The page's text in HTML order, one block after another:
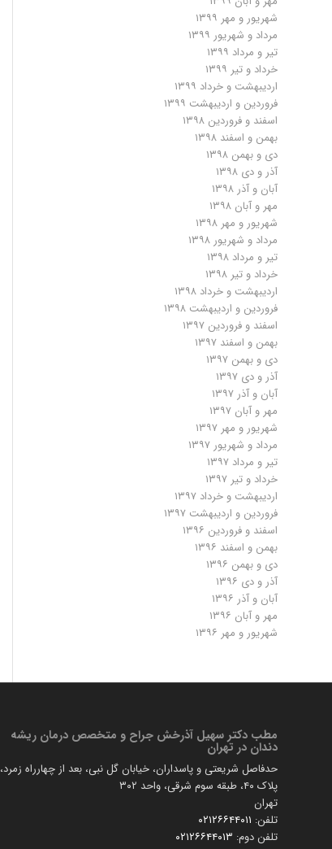
شهریور و مهر ۱۳۹۹
مرداد و شهریور ۱۳۹۹
تیر و مرداد ۱۳۹۹
خرداد و تیر ۱۳۹۹
اردیبهشت و خرداد ۱۳۹۹
فروردین و اردیبهشت ۱۳۹۹
اسفند و فروردین ۱۳۹۸
بهمن و اسفند ۱۳۹۸
دی و بهمن ۱۳۹۸
آذر و دی ۱۳۹۸
آبان و آذر ۱۳۹۸
مهر و آبان ۱۳۹۸
شهریور و مهر ۱۳۹۸
مرداد و شهریور ۱۳۹۸
تیر و مرداد ۱۳۹۸
خرداد و تیر ۱۳۹۸
اردیبهشت و خرداد ۱۳۹۸
فروردین و اردیبهشت ۱۳۹۸
اسفند و فروردین ۱۳۹۷
بهمن و اسفند ۱۳۹۷
دی و بهمن ۱۳۹۷
آذر و دی ۱۳۹۷
آبان و آذر ۱۳۹۷
مهر و آبان ۱۳۹۷
شهریور و مهر ۱۳۹۷
مرداد و شهریور ۱۳۹۷
تیر و مرداد ۱۳۹۷
خرداد و تیر ۱۳۹۷
اردیبهشت و خرداد ۱۳۹۷
فروردین و اردیبهشت ۱۳۹۷
اسفند و فروردین ۱۳۹۶
بهمن و اسفند ۱۳۹۶
دی و بهمن ۱۳۹۶
آذر و دی ۱۳۹۶
آبان و آذر ۱۳۹۶
مهر و آبان ۱۳۹۶
شهریور و مهر ۱۳۹۶
مطب دكتر سهیل آذرخش جراح و متخصص درمان ریشه
دندان در تهران
حدفاصل شریعتی و پاسداران، خیابان گل نبی، بعد از چهارراه زمرد،
پلاک ۴۰، طبقه سوم شرقی، واحد ۳۰۲
تهران
تلفن: ۰۲۱۲۶۶۴۴۰۱۱
تلفن دوم: ۰۲۱۲۶۶۴۴۰۱۳